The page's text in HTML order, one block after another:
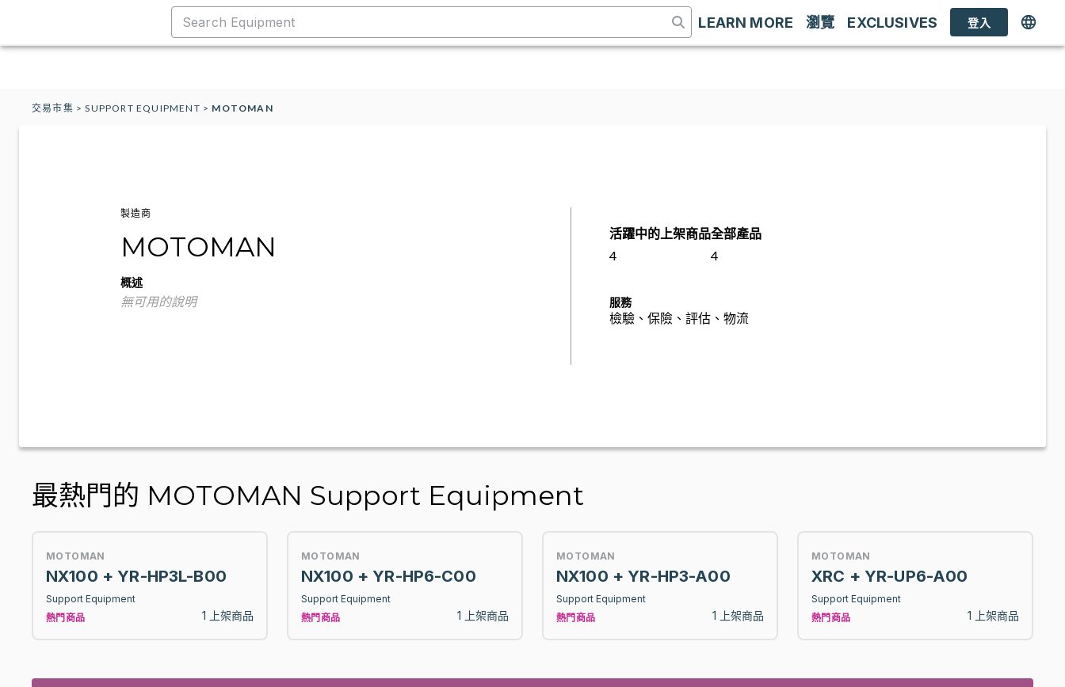
LEARN MORE 瀏覽 EXCLUSIVES 登入
交易市集 >SUPPORT EQUIPMENT > MOTOMAN
製造商
MOTOMAN
概述
無可用的說明
活躍中的上架商品
4
全部產品
4
服務
檢驗、保險、評估、物流
最熱門的 MOTOMAN Support Equipment
MOTOMAN
NX100 + YR-HP3L-B00
Support Equipment
熱門商品
1 上架商品
MOTOMAN
NX100 + YR-HP6-C00
Support Equipment
熱門商品
1 上架商品
MOTOMAN
NX100 + YR-HP3-A00
Support Equipment
熱門商品
1 上架商品
MOTOMAN
XRC + YR-UP6-A00
Support Equipment
熱門商品
1 上架商品